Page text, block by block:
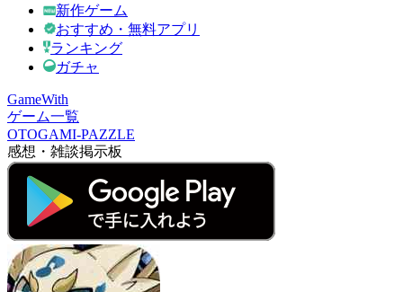
新作ゲーム
おすすめ・無料アプリ
ランキング
ガチャ
GameWith
ゲーム一覧
OTOGAMI-PAZZLE
感想・雑談掲示板